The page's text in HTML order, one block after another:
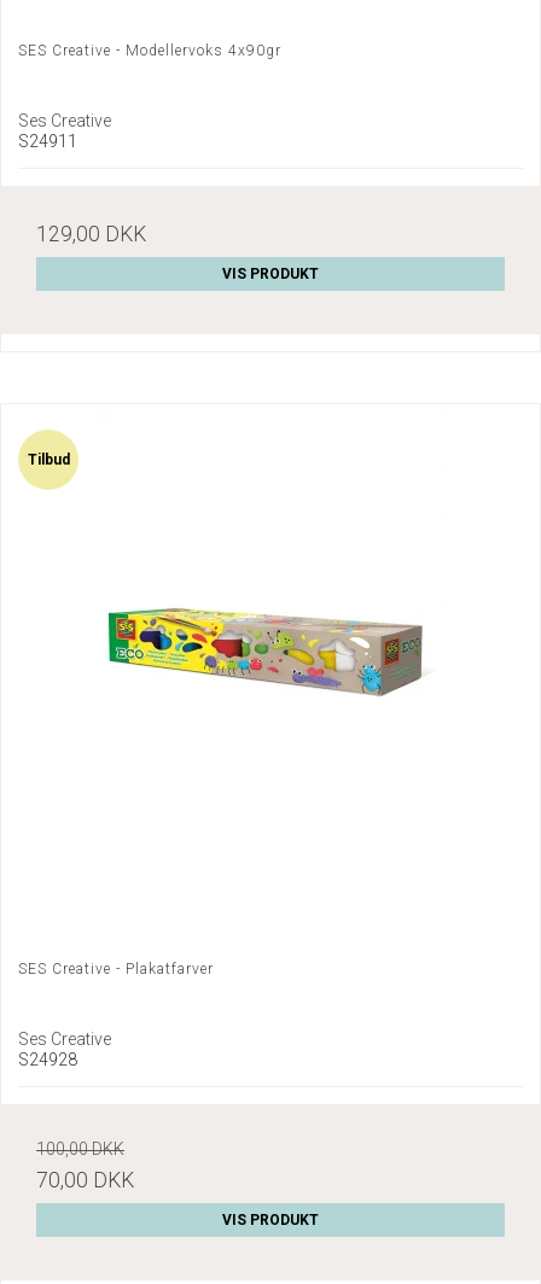
SES Creative - Modellervoks 4x90gr
Ses Creative
S24911
129,00 DKK
VIS PRODUKT
Tilbud
SES Creative - Plakatfarver
Ses Creative
S24928
100,00 DKK
70,00 DKK
VIS PRODUKT